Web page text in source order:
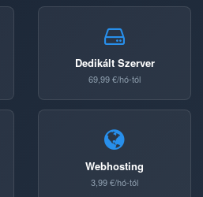
Dedikált Szerver
69,99 €/hó-tól
Webhosting
3,99 €/hó-tól